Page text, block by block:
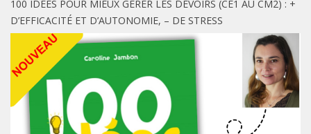
100 IDÉES POUR MIEUX GÉRER LES DEVOIRS (CE1 AU CM2) : +
D’EFFICACITÉ ET D’AUTONOMIE, – DE STRESS